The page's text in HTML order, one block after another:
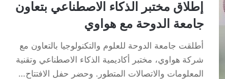
إطلاق مختبر الذكاء الاصطناعي بتعاون
جامعة الدوحة مع هواوي
أطلقت جامعة الدوحة للعلوم والتكنولوجيا بالتعاون مع
شركة هواوي، مختبر أكاديمية الذكاء الاصطناعي وتقنية
المعلومات والاتصالات المتطور. وحضر حفل الافتتاح…